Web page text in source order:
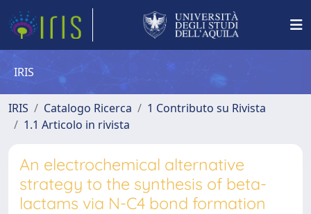
IRIS
IRIS Catalogo Ricerca
1 Contributo su Rivista
1.1 Articolo in rivista
An electrochemical alternative
strategy to the synthesis of beta-
lactams via N-C4 bond formation